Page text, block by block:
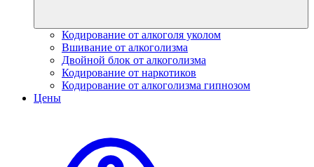
Кодирование от алкоголя уколом
Вшивание от алкоголизма
Двойной блок от алкоголизма
Кодирование от наркотиков
Кодирование от алкоголизма гипнозом
Цены